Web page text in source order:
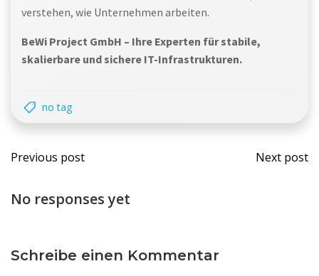
verstehen, wie Unternehmen arbeiten.
BeWi Project GmbH – Ihre Experten für stabile,
skalierbare und sichere IT-Infrastrukturen.
no tag
Post
navigation
Previous post
Post
Next post
No responses yet
Schreibe einen Kommentar